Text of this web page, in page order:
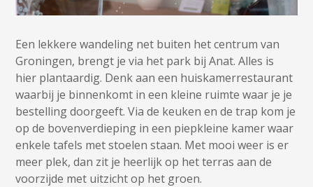
Een lekkere wandeling net buiten het centrum van
Groningen, brengt je via het park bij Anat. Alles is
hier plantaardig. Denk aan een huiskamerrestaurant
waarbij je binnenkomt in een kleine ruimte waar je je
bestelling doorgeeft. Via de keuken en de trap kom je
op de bovenverdieping in een piepkleine kamer waar
enkele tafels met stoelen staan. Met mooi weer is er
meer plek, dan zit je heerlijk op het terras aan de
voorzijde met uitzicht op het groen.